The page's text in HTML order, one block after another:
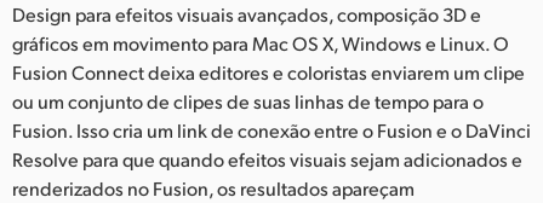
Design para efeitos visuais avançados, composição 3D e
gráficos em movimento para Mac OS X, Windows e Linux. O
Fusion Connect deixa editores e coloristas enviarem um clipe
ou um conjunto de clipes de suas linhas de tempo para o
Fusion. Isso cria um link de conexão entre o Fusion e o DaVinci
Resolve para que quando efeitos visuais sejam adicionados e
renderizados no Fusion, os resultados apareçam